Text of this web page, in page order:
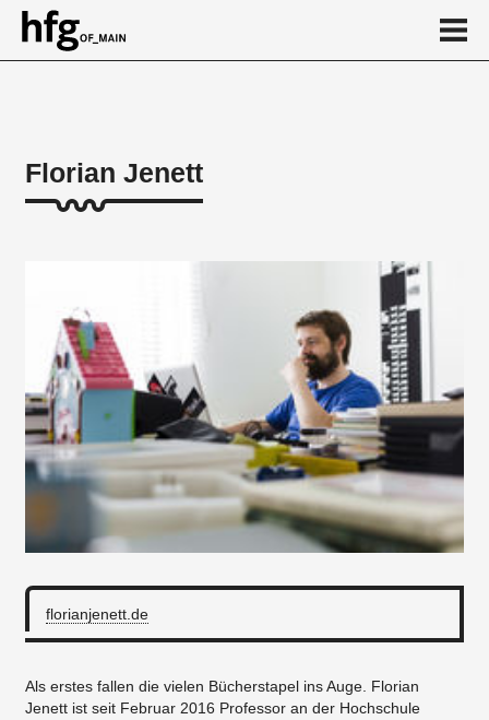
Über
Florian Jenett
florianjenett.de
Als erstes fallen die vielen Bücherstapel ins Auge. Florian
Jenett ist seit Februar 2016 Professor an der Hochschule